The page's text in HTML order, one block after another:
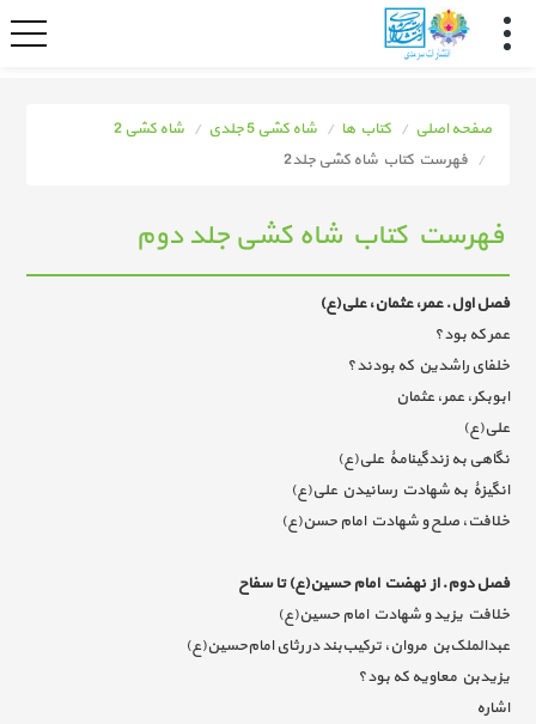
صفحه اصلی کتاب ها شاه کشی 5 جلدی
شاه کشی 2
فهرست کتاب شاه کشی جلد2
فهرست کتاب شاه کشی جلد دوم
فصل اول. عمر، عثمان، علی(ع)
عمر که بود؟
خلفای راشدین که بودند؟
ابوبکر، عمر، عثمان
علی(ع)
نگاهی به زندگینامۀ علی(ع)
انگیزۀ به شهادت رسانیدن علی(ع)
خلافت، صلح و شهادت امام حسن(ع)
فصل دوم. از نهضت امام حسین(ع) تا سفاح
خلافت یزید و شهادت امام حسین(ع)
عبدالملک‌بن مروان، ترکیب‌بند در رثای امام‌حسین(ع)
یزیدبن معاویه که بود؟
اشاره